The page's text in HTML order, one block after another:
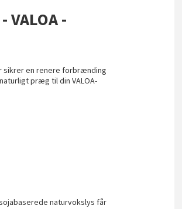
VALOA -
sikrer en renere forbrænding
præg til din VALOA-
naturvokslys får